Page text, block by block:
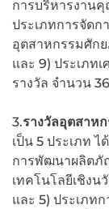
การบริหารงาน
ประเภทการจัดก
อุตสาหกรรมศัก
และ 9) ประเภท
รางวัล จำนวน
3.รางวัลอุตสาห
เป็น 5 ประเภท ไ
การพัฒนาผลิตภั
เทคโนโลยีเชิงน
และ 5) ประเภท